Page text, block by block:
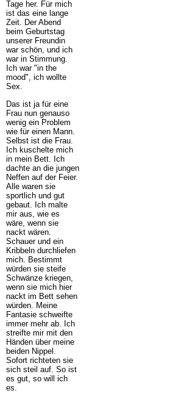
Tage her. Für mich
ist das eine lange
Zeit. Der Abend
beim Geburtstag
unserer Freundin
war schön, und ich
war in Stimmung.
Ich war "in the
mood", ich wollte
Sex.
Das ist ja für eine
Frau nun genauso
wenig ein Problem
wie für einen Mann.
Selbst ist die Frau.
Ich kuschelte mich
in mein Bett. Ich
dachte an die jungen
Neffen auf der Feier.
Alle waren sie
sportlich und gut
gebaut. Ich malte
mir aus, wie es
wäre, wenn sie
nackt wären.
Schauer und ein
Kribbeln durchliefen
mich. Bestimmt
würden sie steife
Schwänze kriegen,
wenn sie mich hier
nackt im Bett sehen
würden. Meine
Fantasie schweifte
immer mehr ab. Ich
streifte mir mit den
Händen über meine
beiden Nippel.
Sofort richteten sie
sich steil auf. So ist
es gut, so will ich
es.